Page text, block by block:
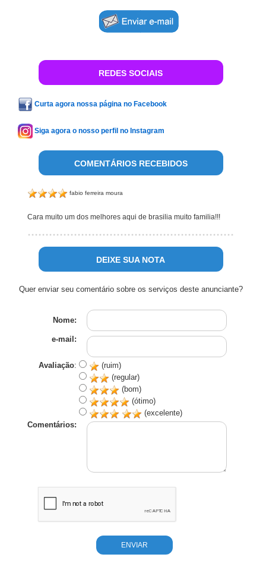
REDES SOCIAIS
Curta agora nossa página no Facebook
Siga agora o nosso perfil no Instagram
COMENTÁRIOS RECEBIDOS
fabio ferreira moura
Cara muito um dos melhores aqui de brasilia muito familia!!!
DEIXE SUA NOTA
Quer enviar seu comentário sobre os serviços deste anunciante?
Nome:
e-mail:
Avaliação:
(ruim)
(regular)
(bom)
(ótimo)
(excelente)
Comentários: